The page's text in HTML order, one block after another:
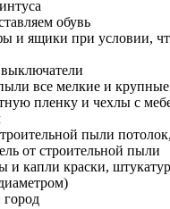
обувь
и ящики при условии,
все мелкие и
пленку и чехлы с
пыли
от строительной пыли
и капли краски,